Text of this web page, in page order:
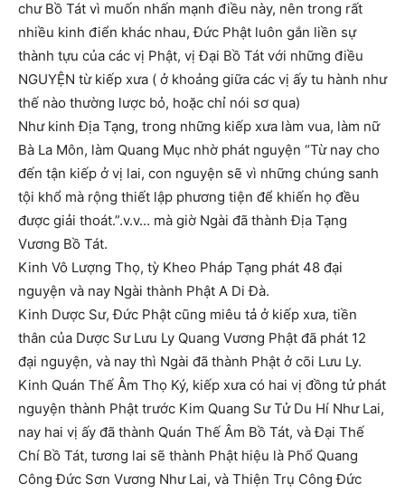
chư Bồ Tát vì muốn nhấn mạnh điều này, nên trong rất
nhiều kinh điển khác nhau, Đức Phật luôn gắn liền sự
thành tựu của các vị Phật, vị Đại Bồ Tát với những điều
NGUYỆN từ kiếp xưa ( ở khoảng giữa các vị ấy tu hành như
thế nào thường lược bỏ, hoặc chỉ nói sơ qua)
Như kinh Địa Tạng, trong những kiếp xưa làm vua, làm nữ
Bà La Môn, làm Quang Mục nhờ phát nguyện “Từ nay cho
đến tận kiếp ở vị lai, con nguyện sẽ vì những chúng sanh
tội khổ mà rộng thiết lập phương tiện để khiến họ đều
được giải thoát.”.v.v… mà giờ Ngài đã thành Địa Tạng
Vương Bồ Tát.
Kinh Vô Lượng Thọ, tỳ Kheo Pháp Tạng phát 48 đại
nguyện và nay Ngài thành Phật A Di Đà.
Kinh Dược Sư, Đức Phật cũng miêu tả ở kiếp xưa, tiền
thân của Dược Sư Lưu Ly Quang Vương Phật đã phát 12
đại nguyện, và nay thì Ngài đã thành Phật ở cõi Lưu Ly.
Kinh Quán Thế Âm Thọ Ký, kiếp xưa có hai vị đồng tử phát
nguyện thành Phật trước Kim Quang Sư Tử Du Hí Như Lai,
nay hai vị ấy đã thành Quán Thế Âm Bồ Tát, và Đại Thế
Chí Bồ Tát, tương lai sẽ thành Phật hiệu là Phổ Quang
Công Đức Sơn Vương Như Lai, và Thiện Trụ Công Đức